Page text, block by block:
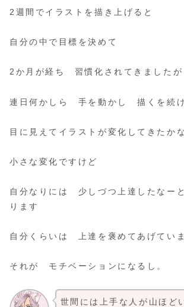
2週間でイラストを描き上げると
自分の中で目標を決めて
2か月が経ち 習慣化されてきましたが
連日何かしら 手を動かし 描くを続
目に見えてイラストが変化してきたか
小さな変化ですけど
自分なりには 少しづつ上達したなー
ります
自分くらいは 上達を褒めてあげていま
それが モチベーションになるし。
世間には上手な人が山ほど